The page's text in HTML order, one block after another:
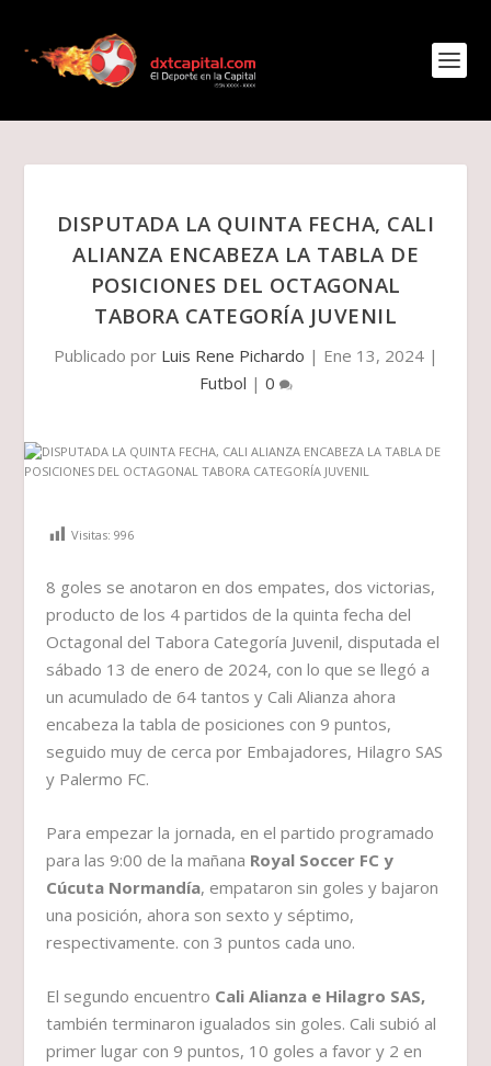
DISPUTADA LA QUINTA FECHA, CALI
ALIANZA ENCABEZA LA TABLA DE
POSICIONES DEL OCTAGONAL
TABORA CATEGORÍA JUVENIL
Publicado por Luis Rene Pichardo | Ene 13, 2024|
Futbol | 0
Visitas: 996
8 goles se anotaron en dos empates, dos victorias,
producto de los 4 partidos de la quinta fecha del
Octagonal del Tabora Categoría Juvenil, disputada el
sábado 13 de enero de 2024, con lo que se llegó a
un acumulado de 64 tantos y Cali Alianza ahora
encabeza la tabla de posiciones con 9 puntos,
seguido muy de cerca por Embajadores, Hilagro SAS
y Palermo FC.
Para empezar la jornada, en el partido programado
para las 9:00 de la mañana Royal Soccer FC y
Cúcuta Normandía, empataron sin goles y bajaron
una posición, ahora son sexto y séptimo,
respectivamente. con 3 puntos cada uno.
El segundo encuentro Cali Alianza e Hilagro SAS,
también terminaron igualados sin goles. Cali subió al
primer lugar con 9 puntos, 10 goles a favor y 2 en